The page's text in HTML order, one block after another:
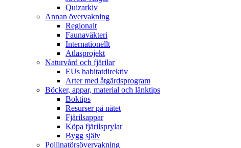
Quizarkiv
Annan övervakning
Regionalt
Faunaväkteri
Internationellt
Atlasprojekt
Naturvård och fjärilar
EUs habitatdirektiv
Arter med åtgärdsprogram
Böcker, appar, material och länktips
Boktips
Resurser på nätet
Fjärilsappar
Köpa fjärilsprylar
Bygg själv
Pollinatörsövervakning